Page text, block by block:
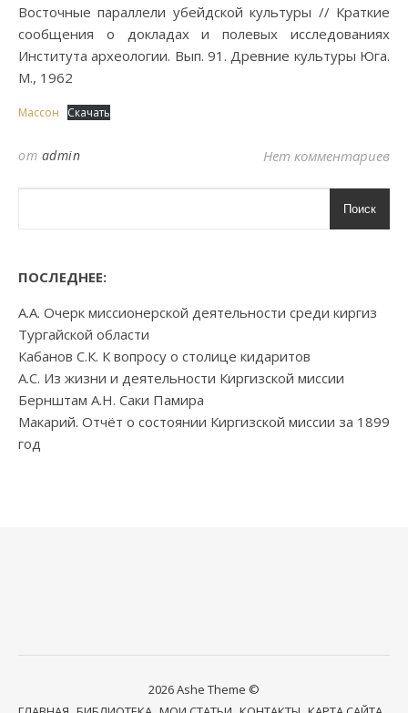
Восточные параллели убейдской культуры // Краткие
сообщения о докладах и полевых исследованиях
Института археологии. Вып. 91. Древние культуры Юга.
М., 1962
Массон Скачать
от admin Нет комментариев
Поиск
ПОСЛЕДНЕЕ:
А.А. Очерк миссионерской деятельности среди киргиз
Тургайской области
Кабанов С.К. К вопросу о столице кидаритов
А.С. Из жизни и деятельности Киргизской миссии
Бернштам А.Н. Саки Памира
Макарий. Отчёт о состоянии Киргизской миссии за 1899
год
2026 Ashe Theme ©